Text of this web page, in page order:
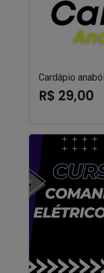
Cardápio
R$ 29,00